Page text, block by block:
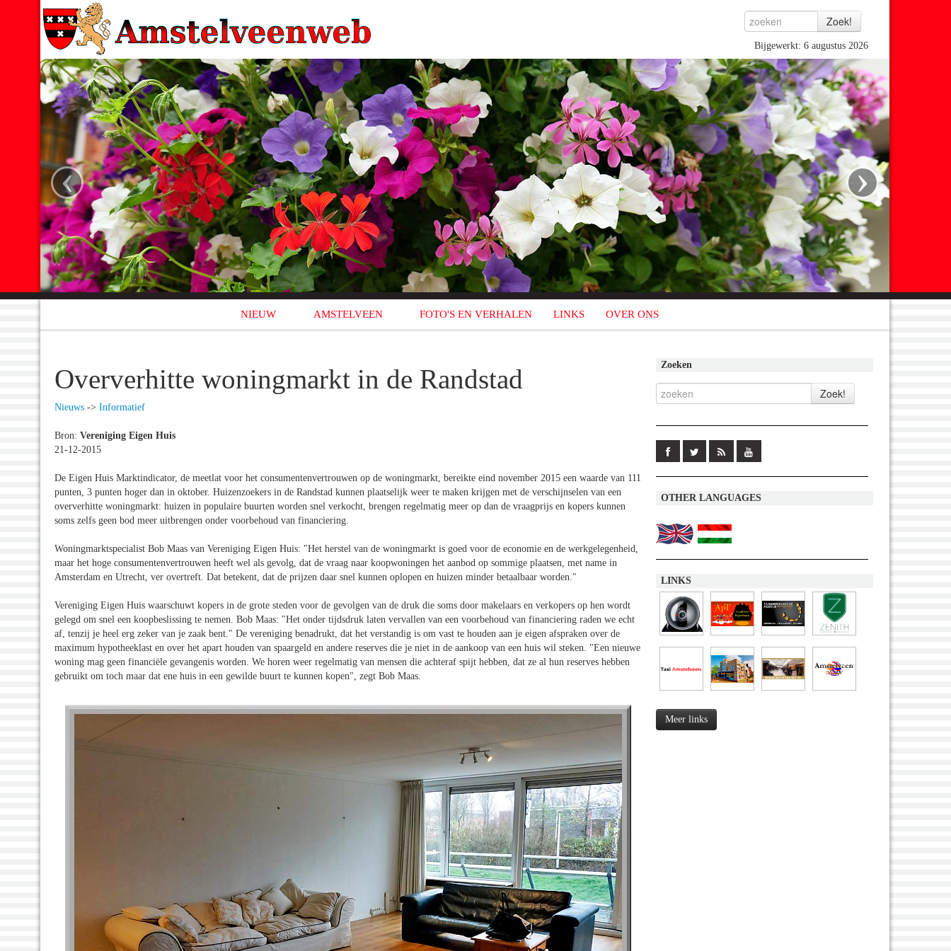
Bijgewerkt: 6 augustus 2026
‹ ›
NIEUW AMSTELVEEN FOTO'S EN VERHALEN LINKS OVER ONS
Oververhitte woningmarkt in de Randstad
Nieuws -> Informatief
Bron: Vereniging Eigen Huis
21-12-2015
De Eigen Huis Marktindicator, de meetlat voor het consumentenvertrouwen op de woningmarkt, bereikte eind november 2015 een waarde van 111
punten, 3 punten hoger dan in oktober. Huizenzoekers in de Randstad kunnen plaatselijk weer te maken krijgen met de verschijnselen van een
oververhitte woningmarkt: huizen in populaire buurten worden snel verkocht, brengen regelmatig meer op dan de vraagprijs en kopers kunnen
soms zelfs geen bod meer uitbrengen onder voorbehoud van financiering.
Woningmarktspecialist Bob Maas van Vereniging Eigen Huis: "Het herstel van de woningmarkt is goed voor de economie en de werkgelegenheid,
maar het hoge consumentenvertrouwen heeft wel als gevolg, dat de vraag naar koopwoningen het aanbod op sommige plaatsen, met name in
Amsterdam en Utrecht, ver overtreft. Dat betekent, dat de prijzen daar snel kunnen oplopen en huizen minder betaalbaar worden."
Vereniging Eigen Huis waarschuwt kopers in de grote steden voor de gevolgen van de druk die soms door makelaars en verkopers op hen wordt
gelegd om snel een koopbeslissing te nemen. Bob Maas: "Het onder tijdsdruk laten vervallen van een voorbehoud van financiering raden we echt
af, tenzij je heel erg zeker van je zaak bent." De vereniging benadrukt, dat het verstandig is om vast te houden aan je eigen afspraken over de
maximum hypotheeklast en over het apart houden van spaargeld en andere reserves die je niet in de aankoop van een huis wil steken. "Een nieuwe
woning mag geen financiële gevangenis worden. We horen weer regelmatig van mensen die achteraf spijt hebben, dat ze al hun reserves hebben
gebruikt om toch maar dat ene huis in een gewilde buurt te kunnen kopen", zegt Bob Maas.
Zoeken
OTHER LANGUAGES
LINKS
Meer links